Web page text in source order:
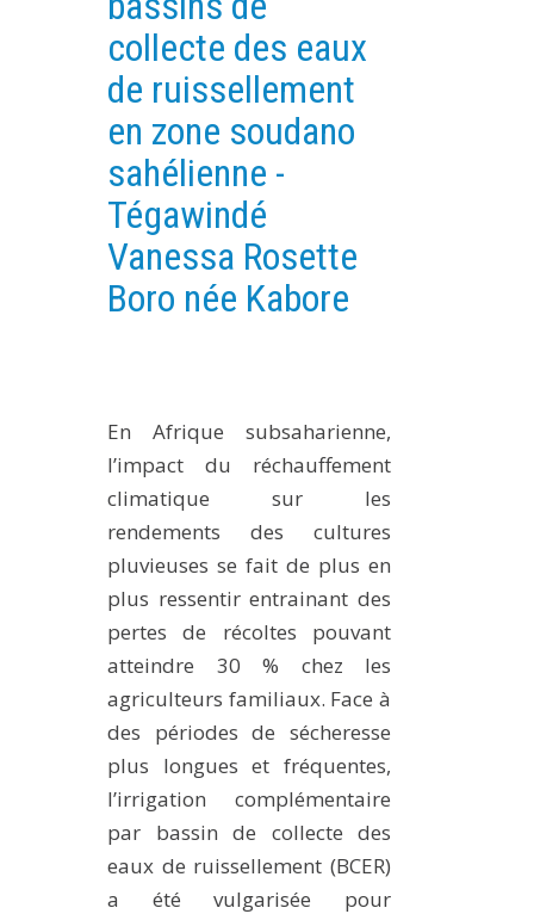
IMPLANTATIONS GÉOGRAPHIQUES
PROJETS EN COURS
PROJETS TERMINÉS
NOS RÉSEAUX SCIENTIFIQUES ET TECHNIQUES
SÉMINAIRES RÉGULIERS
FORMATION
MASTER
THÈSES EN COURS
PRODUCTION
MÉTHODES ET OUTILS
LOGICIELS
PUBLICATIONS SUR HAL
WORKING PAPERS
NOTES THÉMATIQUES
NOS TRAVAUX EN VIDÉO
collecte des eaux
de ruissellement
en zone soudano
sahélienne -
Tégawindé
Vanessa Rosette
Boro née Kabore
En Afrique subsaharienne,
l’impact du réchauffement
climatique sur les
rendements des cultures
pluvieuses se fait de plus en
plus ressentir entrainant des
pertes de récoltes pouvant
atteindre 30 % chez les
agriculteurs familiaux. Face à
des périodes de sécheresse
plus longues et fréquentes,
l’irrigation complémentaire
par bassin de collecte des
eaux de ruissellement (BCER)
a été vulgarisée pour